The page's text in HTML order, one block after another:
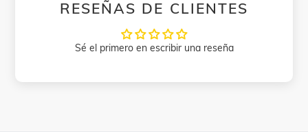
RESEÑAS DE CLIENTES
Sé el primero en escribir una reseña